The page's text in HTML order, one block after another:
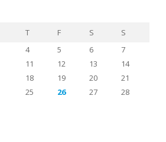
T F S
S
4 5 6
7
11 12 13
14
18 19 20
21
25 26 27
28